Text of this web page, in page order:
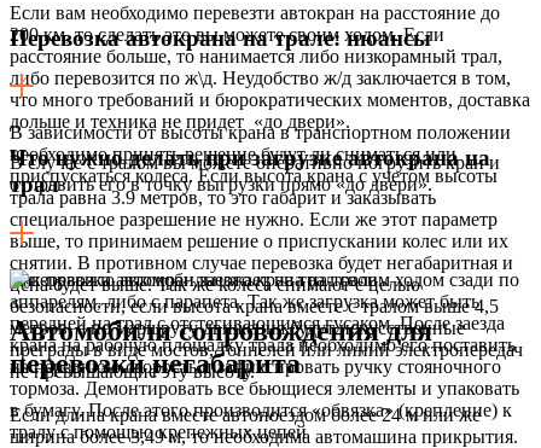
Если вам необходимо перевезти автокран на расстояние до
200 км, то сделать это вы можете своим ходом. Если
расстояние больше, то нанимается либо низкорамный трал,
либо перевозится по ж\д. Неудобство ж/д заключается в том,
что много требований и бюрократических моментов, доставка
дольше и техника не придет «до двери».
В случае с тралом вы можете оперативно погрузить кран и
отправить его в точку выгрузки прямо «до двери».
Перевозка автокрана на трале: нюансы
В зависимости от высоты крана в транспортном положении
необходимо принять решение будут ли сниматься или
приспускаться колеса. Если высота крана с учетом высоты
трала равна 3.9 метров, то это габарит и заказывать
специальное разрешение не нужно. Если же этот параметр
выше, то принимаем решение о приспускании колес или их
снятии. В противном случае перевозка будет негабаритная и
цена будет выше. Так же колеса снимают с целью
безопасности, если высота крана вместе с тралом выше 4,5
метров, а по маршруту движения будут искусственные
преграды в виде мостов, тоннелей или линий электропередач
не превышающие эту высоту.
Что нужно делать при загрузке автокрана на
трал
Как правило автокран заезжает на трал своим ходом сзади по
аппарелям, либо с парапета. Так же загрузка может быть
передней на трал с отстегивающимся гусаком. После заезда
крана на рабочую площадку трала необходимо его поставить
на переднюю скорость и зафиксировать ручку стояночного
тормоза. Демонтировать все бьющиеся элементы и упаковать
в бумагу. После этого производится «обвязка» (крепление) к
тралу с помощью крепежных цепей
Автомобили сопровождениядля
перевозки негабарита
Если длина крана вместе автопоездом более 24 м или же
ширина более 3,49 м,то необходима автомашина прикрытия.